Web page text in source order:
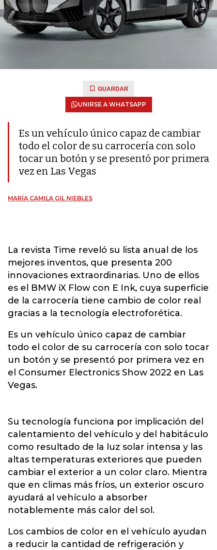
GUARDAR
UNIRSE A WHATSAPP
Es un vehículo único capaz de cambiar
todo el color de su carrocería con solo
tocar un botón y se presentó por primera
vez en Las Vegas
MARÍA CAMILA GIL NIEBLES
La revista Time reveló su lista anual de los
mejores inventos, que presenta 200
innovaciones extraordinarias. Uno de ellos
es el BMW iX Flow con E Ink, cuya superficie
de la carrocería tiene cambio de color real
gracias a la tecnología electroforética.
Es un vehículo único capaz de cambiar
todo el color de su carrocería con solo tocar
un botón y se presentó por primera vez en
el Consumer Electronics Show 2022 en Las
Vegas.
Su tecnología funciona por implicación del
calentamiento del vehículo y del habitáculo
como resultado de la luz solar intensa y las
altas temperaturas exteriores que pueden
cambiar el exterior a un color claro. Mientra
que en climas más fríos, un exterior oscuro
ayudará al vehículo a absorber
notablemente más calor del sol.
Los cambios de color en el vehículo ayudan
a reducir la cantidad de refrigeración y